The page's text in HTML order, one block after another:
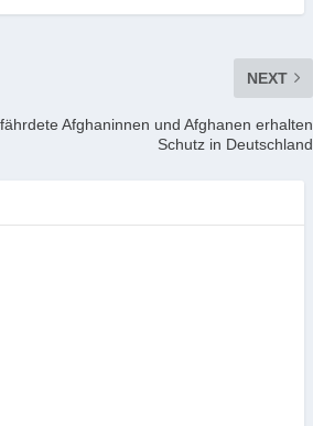
NEXT
Afghaninnen und Afghanen erhalten
Schutz in Deutschland